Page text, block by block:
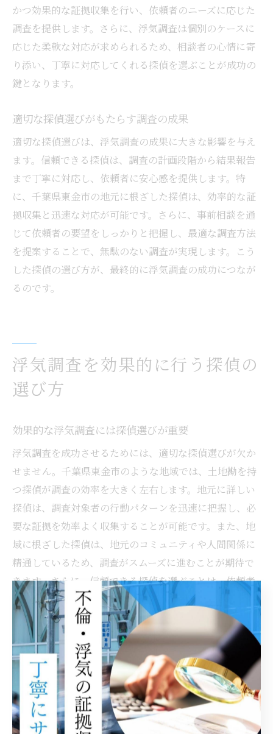
かつ効果的な証拠収集を行い、依頼者のニーズに応じた
調査を提供します。さらに、浮気調査は個別のケースに
応じた柔軟な対応が求められるため、相談者の心情に寄
り添い、丁寧に対応してくれる探偵を選ぶことが成功の
鍵となります。
適切な探偵選びがもたらす調査の成果
適切な探偵選びは、浮気調査の成果に大きな影響を与え
ます。信頼できる探偵は、調査の計画段階から結果報告
まで丁寧に対応し、依頼者に安心感を提供します。特
に、千葉県東金市の地元に根ざした探偵は、効率的な証
拠収集と迅速な対応が可能です。さらに、事前相談を通
じて依頼者の要望をしっかりと把握し、最適な調査方法
を提案することで、無駄のない調査が実現します。こう
した探偵の選び方が、最終的に浮気調査の成功につなが
るのです。
浮気調査を効果的に行う探偵の
選び方
効果的な浮気調査には探偵選びが重要
浮気調査を成功させるためには、適切な探偵選びが欠か
せません。千葉県東金市のような地域では、土地勘を持
つ探偵が調査の効率を大きく左右します。地元に詳しい
探偵は、調査対象者の行動パターンを迅速に把握し、必
要な証拠を効率よく収集することが可能です。また、地
域に根ざした探偵は、地元のコミュニティや人間関係に
精通しているため、調査がスムーズに進むことが期待で
きます。さらに、信頼できる探偵を選ぶことは、依頼者
の不安を軽減し、安心して調査を任せられる重要な要素
です。探偵選びでは、事前の相談やコミュニケーション
を重視し、依頼者のニーズに応じた柔軟な対応ができる
かどうかを確認することが肝心です。
優れた探偵が浮気調査を成功に導く
優れた探偵は、浮気調査の成功に欠かせない存在です。
まず、経験豊富な探偵は、調査の各段階で適切な判断を